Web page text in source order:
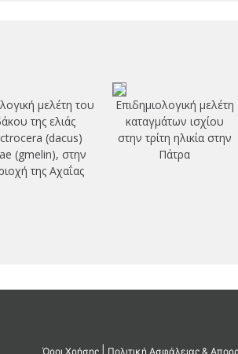
μελέτη του
της ελιάς
(dacus)
(gmelin), στην
της Αχαΐας
Επιδημιολογική μελέτη
καταγμάτων ισχίου
στην τρίτη ηλικία στην
Πάτρα